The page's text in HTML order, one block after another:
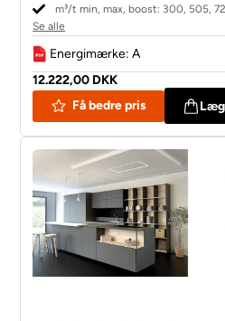
dæmpbar belysning, intern motor
m³/t min, max, boost: 300, 505,
Se alle
Energimærke: A
12.222,00 DKK
Få bedre pris